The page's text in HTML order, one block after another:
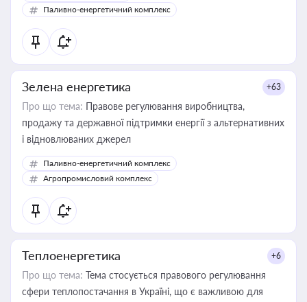
Паливно-енергетичний комплекс
Зелена енергетика +63
Про що тема: Правове регулювання виробництва,
продажу та державної підтримки енергії з альтернативних
і відновлюваних джерел
Паливно-енергетичний комплекс
Агропромисловий комплекс
Теплоенергетика +6
Про що тема: Тема стосується правового регулювання
сфери теплопостачання в Україні, що є важливою для